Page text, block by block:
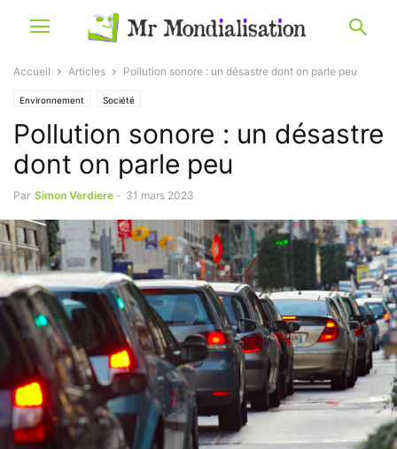
Accueil Articles Pollution sonore : un désastre dont on parle peu
Environnement Société
Pollution sonore : un désastre
dont on parle peu
Par Simon Verdiere - 31 mars 2023